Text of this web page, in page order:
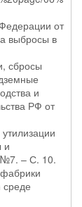
от
выбросы в
сбросы
и
РФ от
и
№7. – С. 10.